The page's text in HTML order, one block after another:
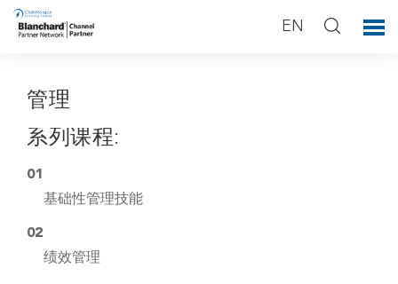
EN
管理
系列课程:
01
基础性管理技能
02
绩效管理